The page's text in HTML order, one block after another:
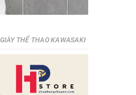
GIÀY THỂ THAO KAWASAKI